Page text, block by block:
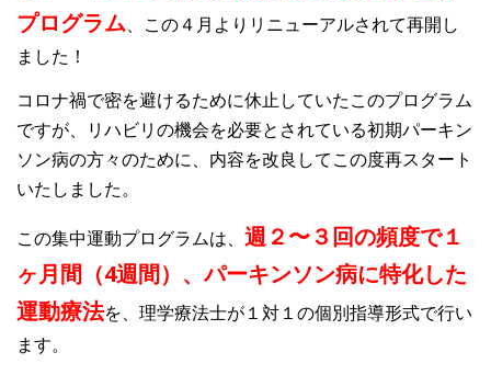
パーキンソン病関連記事 認知症予防・脳トレ関連記事
プログラム、この４月よりリニューアルされて再開し
ました！
コロナ禍で密を避けるために休止していたこのプログラム
ですが、リハビリの機会を必要とされている初期パーキン
ソン病の方々のために、内容を改良してこの度再スタート
いたしました。
この集中運動プログラムは、 週２〜３回の頻度で１
ヶ月間（4週間）、パーキンソン病に特化した
運動療法を、理学療法士が１対１の個別指導形式で行い
ます。